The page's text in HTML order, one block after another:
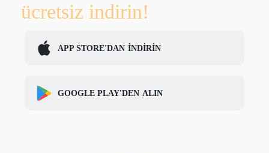
ücretsiz indirin!
APP STORE'DAN İNDİRİN
GOOGLE PLAY'DEN ALIN